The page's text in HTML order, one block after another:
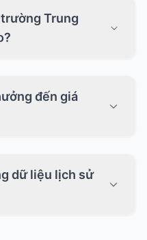
Trung
đến giá
dữ liệu lịch sử